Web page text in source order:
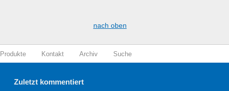
nach oben
Produkte Kontakt Archiv Suche
Zuletzt kommentiert